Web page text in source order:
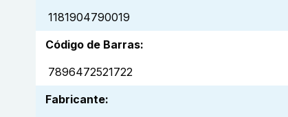
1181904790019
Código de Barras:
7896472521722
Fabricante: